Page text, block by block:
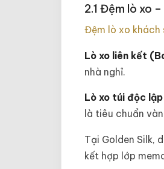
2.1 Đệm lò xo
Đệm lò xo khách
Lò xo liên kết
nhà nghỉ.
Lò xo túi độc
là tiêu chuẩn
Tại Golden Silk,
kết hợp lớp